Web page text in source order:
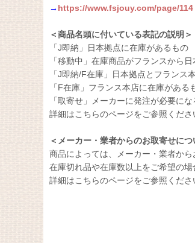
→ https://www.fsjouy.com/page/114
＜商品名頭に付いている表記の説明＞
「J即納」日本拠点に在庫があるもの
「移動中」在庫商品がフランスから
「J即納/F在庫」日本拠点とフランス
「F在庫」フランス本店に在庫がある
「取寄せ」メーカーに発注が必要にな
詳細はこちらのページをご参照くだ
＜メーカー・業者からのお取寄せにつ
商品によっては、メーカー・業者か
在庫切れ品や在庫数以上をご希望の場
詳細はこちらのページをご参照くだ